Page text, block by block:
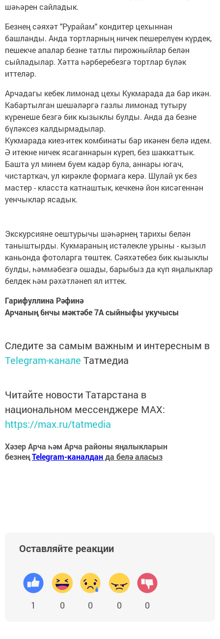
шәһәрен сайладык.
Безнең сәяхәт "Рурайам" кондитер цехыннан
башланды. Анда тортларның ничек пешерелүен күрдек,
пешекче апалар безне татлы пирожныйлар белән
сыйладылар. Хәтта һәрберебезгә тортлар бүләк
иттеләр.
Арчадагы кебек лимонад цехы Кукмарада да бар икән.
Кабартылган шешәләргә газлы лимонад тутыру
күренеше безгә бик кызыклы булды. Анда да безне
бүләксез калдырмадылар.
Кукмарада киез-итек комбинаты бар икәнен белә идем.
Ә итекне ничек ясаганнарын күреп, без шаккаттык.
Башта ул минем буем кадәр була, аннары югач,
чистарткач, ул кирәкле формага керә. Шулай ук без
мастер - класста катнаштык, кечкенә йон кисәгеннән
уенчыклар ясадык.
Экскурсияне оештурычы шәһәрнең тарихы белән
таныштырды. Кукмараның истәлекле урыны - кызыл
каньонда фотоларга төштек. Сәяхәтебез бик кызыклы
булды, һәммәбезгә ошады, барыбыз да күп яңалыклар
белдек һәм рәхәтләнеп ял иттек.
Гарифуллина Рәфинә
Арчаның 6нчы мәктәбе 7А сыйныфы укучысы
Следите за самым важным и интересным в
Telegram-канале Татмедиа
Читайте новости Татарстана в
национальном мессенджере MАХ:
https://max.ru/tatmedia
Хәзер Арча һәм Арча районы яңалыкларын
безнеңTelegram-каналданда белә аласыз
Оставляйте реакции
1 0 0 0 0